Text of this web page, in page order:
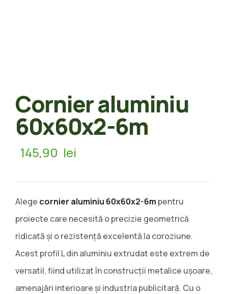
Cornier aluminiu
60x60x2-6m
145,90 lei
Alege cornier aluminiu 60x60x2-6m pentru
proiecte care necesită o precizie geometrică
ridicată și o rezistență excelentă la coroziune.
Acest profil L din aluminiu extrudat este extrem de
versatil, fiind utilizat în construcții metalice ușoare,
amenajări interioare și industria publicitară. Cu o